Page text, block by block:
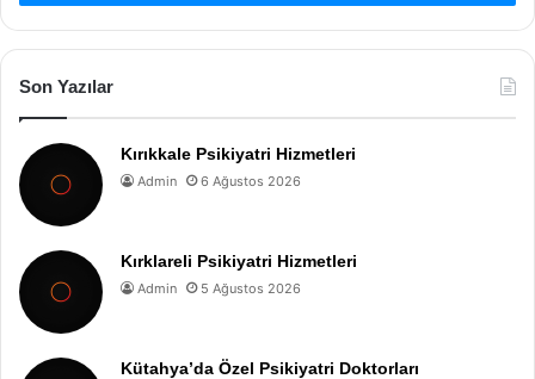
Son Yazılar
Kırıkkale Psikiyatri Hizmetleri
Admin 6 Ağustos 2026
Kırklareli Psikiyatri Hizmetleri
Admin 5 Ağustos 2026
Kütahya’da Özel Psikiyatri Doktorları